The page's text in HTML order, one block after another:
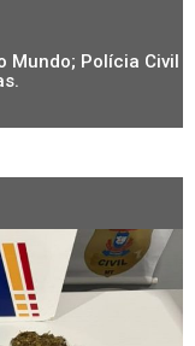
Mundo; Polícia Civil